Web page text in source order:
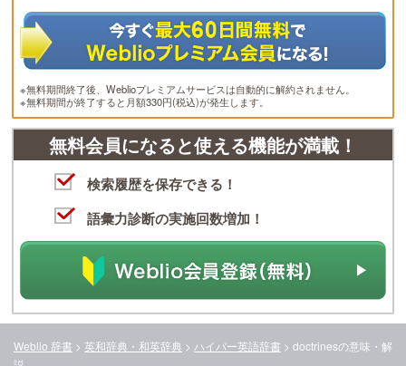
※無料期間終了後、Weblioプレミアムサービスは自動的に解約されません。
※無料期間が終了すると月額330円(税込)が発生します。
無料会員になると使える機能が満載！
検索履歴を保存できる！
語彙力診断の実施回数増加！
Weblio 辞書 > 英和辞典・和英辞典 > ハイパー英語辞書 > doctrinesの意味・解